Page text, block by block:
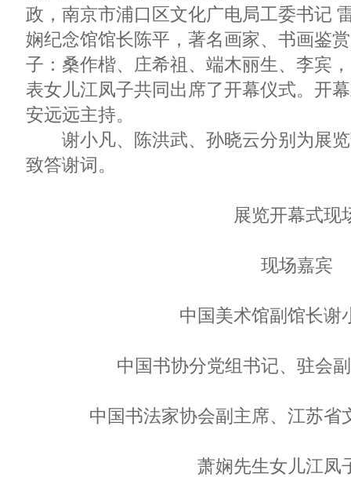
政，南京市浦口区文化广电局工委书记
娴纪念馆馆长陈平，著名画家、书画鉴
子：桑作楷、庄希祖、端木丽生、李宾
表女儿江凤子共同出席了开幕仪式。开
安远远主持。
谢小凡、陈洪武、孙晓云分别为展览
致答谢词。
展览开幕式现
现场嘉宾
中国美术馆副馆长谢
中国书协分党组书记、驻会副
中国书法家协会副主席、江苏省
萧娴先生女儿江凤